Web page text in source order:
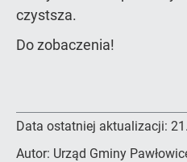
czystsza.
Do zobaczenia!
Data ostatniej aktualizacji:
Autor: Urząd Gminy